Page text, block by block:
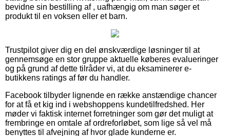
bevidne sin bestilling af , uafhængig om man søger et
produkt til en voksen eller et barn.
Trustpilot giver dig en del ønskværdige løsninger til at
gennemsøge en stor gruppe aktuelle køberes evalueringer
og på grund af dette tilråder vi, at du eksaminerer e-
butikkens ratings af før du handler.
Facebook tilbyder lignende en række anstændige chancer
for at få et kig ind i webshoppens kundetilfredshed. Her
møder vi faktisk internet forretninger som gør det muligt at
frembringe en omtale af ordreforløbet, som lige så vel må
benyttes til afvejning af hvor glade kunderne er.